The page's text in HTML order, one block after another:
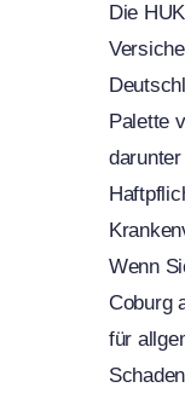
Die
Palette
Wenn
Coburg
für